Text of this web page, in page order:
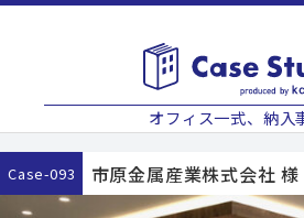
オフィス一式、納入
case-093 市原金属産業株式会社 様